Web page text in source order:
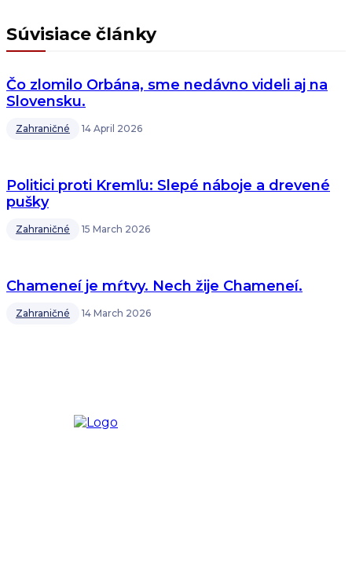
Súvisiace články
Čo zlomilo Orbána, sme nedávno videli aj na
Slovensku.
Zahraničné 14 April 2026
Politici proti Kremľu: Slepé náboje a drevené
pušky
Zahraničné 15 March 2026
Chameneí je mŕtvy. Nech žije Chameneí.
Zahraničné 14 March 2026